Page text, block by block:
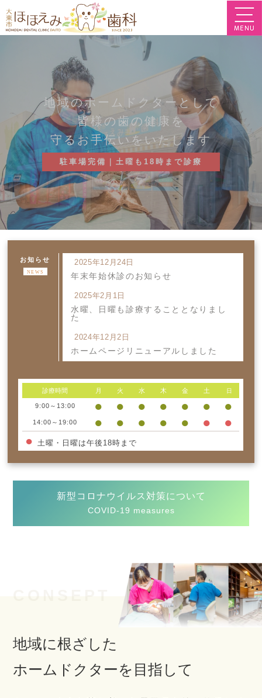
地域のホームドクターとして
皆様の歯の健康を
守るお手伝いをいたします
駐車場完備｜土日も18時まで診療
地域のホームドクターとして
皆様の歯の健康を
守るお手伝いをいたします
駐車場完備｜土曜も18時まで診療
お知らせ
NEWS
2025年12月24日
年末年始休診のお知らせ
2025年2月1日
水曜、日曜も診療することとなりまし
た
2024年12月2日
ホームページリニューアルしました
診療時間 月 火 水 木 金 土 日
9:00～13:00 ● ● ● ● ● ● ●
14:00～19:00 ● ● ● ● ● ● ●
● 土曜・日曜は午後18時まで
新型コロナウイルス対策について
COVID-19 measures
CONSEPT
地域に根ざした
ホームドクターを目指して